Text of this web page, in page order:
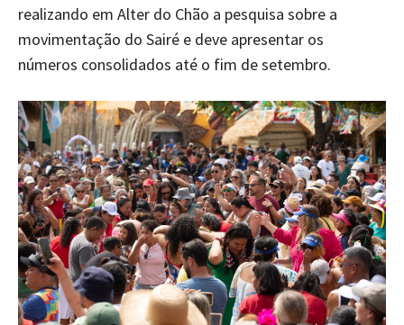
realizando em Alter do Chão a pesquisa sobre a
movimentação do Sairé e deve apresentar os
números consolidados até o fim de setembro.